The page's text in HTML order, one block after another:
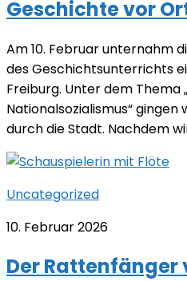
Geschichte vor
Am 10. Februar unternahm
des Geschichtsunterrichts
Freiburg. Unter dem Thema
Nationalsozialismus“ gingen
durch die Stadt. Nachdem
Uncategorized
10. Februar 2026
Der Rattenfänger